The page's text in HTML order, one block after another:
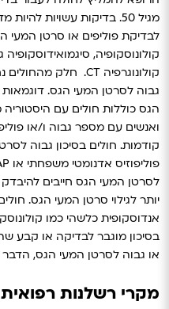
מגיל 50.
בדיקות עשויות להיות
לבדיקת פוליפים או סרטן המעי
קולונוסקופיה, סיגמואידוסקופיה
קולונוגרפיה CT.
חלק מהחולים
גבוה לסרטן המעי הגס. דוגמאות
הגס כוללות חולים עם
ואנשים עם מספר גבוה ו/או
קודמות. חולים בסיכון גבוה
יותר לגילוי סרטן המעי הגס.
אנדוסקופית כלשהי כמו
בסיכון מוגבר לבדיקה או קבע
או גבוה לסרטן המעי הגס, הדבר
מקרי רשלנות